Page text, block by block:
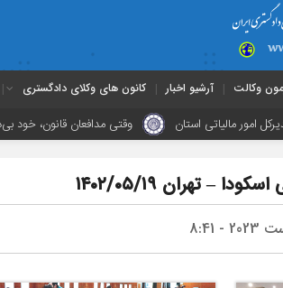
وکالت آرشیو اخبار کانون های وکلای دادگستری
وقتی مدافعان قانون، خود بی‌دفاع می‌مانند
تهران ۱۴۰۲/۰۵/۱۹